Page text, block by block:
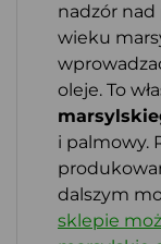
nadzór nad
wieku
oleje. To
i palmowy.
dalszym
sklepie